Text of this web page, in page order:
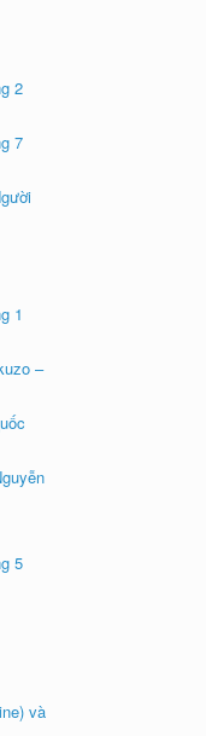
2
7
1
–
5
và